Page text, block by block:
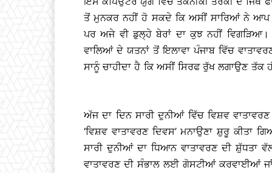
ਤੋਂ ਮੁਨਕਰ ਨਹੀਂ ਹੋ ਸਕਦੇ ਕਿ ਅਸੀਂ ਸਾਰਿਆਂ ਨੇ ਆਪ
ਪਰ ਅਜੇ ਵੀ ਡੁਲ੍ਹੇ ਬੇਰਾਂ ਦਾ ਕੁਝ ਨਹੀਂ
ਵਾਲਿਆਂ ਦੇ ਯਤਨਾਂ ਤੋਂ ਇਲਾਵਾ ਪੰਜਾਬ ਵਿੱਚ
ਸਾਨੂੰ ਚਾਹੀਦਾ ਹੈ ਕਿ ਅਸੀਂ ਸਿਰਫ ਰੁੱਖ ਲਗਾਉਣ ਤੱਕ
ਅੱਜ ਦਾ ਦਿਨ ਸਾਰੀ ਦੁਨੀਆਂ ਵਿੱਚ ਵਿਸ਼ਵ
‘ਵਿਸ਼ਵ ਵਾਤਾਵਰਣ ਦਿਵਸ’ ਮਨਾਉਣਾ ਸ਼ੁਰੂ
ਸਾਰੀ ਦੁਨੀਆਂ ਦਾ ਧਿਆਨ ਵਾਤਾਵਰਣ ਦੀ ਸ਼ੁੱਧਤਾ
ਵਾਤਾਵਰਣ ਦੀ ਸੰਭਾਲ ਲਈ ਗੋਸਟੀਆਂ ਕਰਵਾਈਆਂ